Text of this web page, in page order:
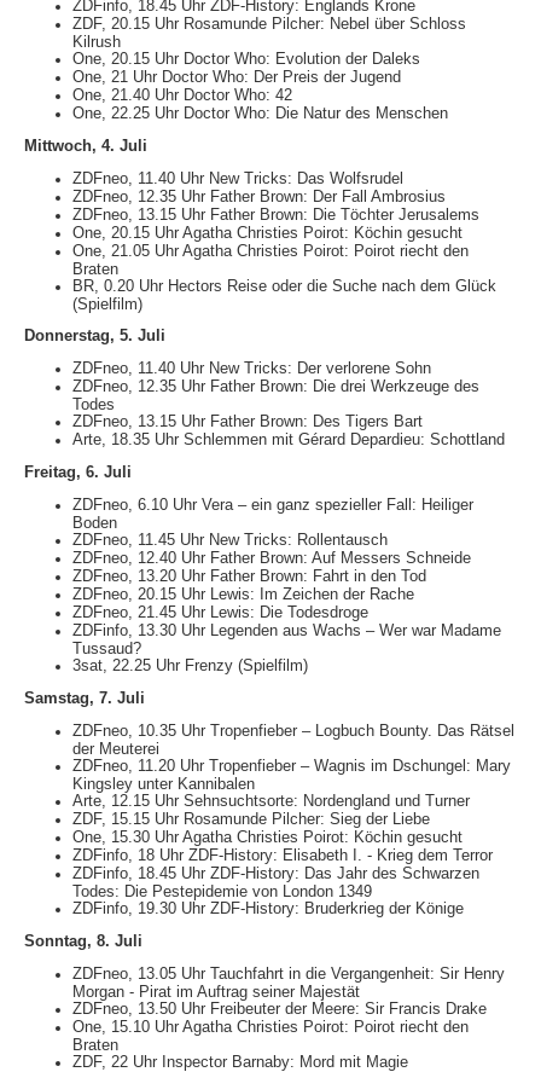
ZDFinfo, 18.45 Uhr ZDF-History: Englands Krone
ZDF, 20.15 Uhr Rosamunde Pilcher: Nebel über Schloss
Kilrush
One, 20.15 Uhr Doctor Who: Evolution der Daleks
One, 21 Uhr Doctor Who: Der Preis der Jugend
One, 21.40 Uhr Doctor Who: 42
One, 22.25 Uhr Doctor Who: Die Natur des Menschen
Mittwoch, 4. Juli
ZDFneo, 11.40 Uhr New Tricks: Das Wolfsrudel
ZDFneo, 12.35 Uhr Father Brown: Der Fall Ambrosius
ZDFneo, 13.15 Uhr Father Brown: Die Töchter Jerusalems
One, 20.15 Uhr Agatha Christies Poirot: Köchin gesucht
One, 21.05 Uhr Agatha Christies Poirot: Poirot riecht den
Braten
BR, 0.20 Uhr Hectors Reise oder die Suche nach dem Glück
(Spielfilm)
Donnerstag, 5. Juli
ZDFneo, 11.40 Uhr New Tricks: Der verlorene Sohn
ZDFneo, 12.35 Uhr Father Brown: Die drei Werkzeuge des
Todes
ZDFneo, 13.15 Uhr Father Brown: Des Tigers Bart
Arte, 18.35 Uhr Schlemmen mit Gérard Depardieu: Schottland
Freitag, 6. Juli
ZDFneo, 6.10 Uhr Vera – ein ganz spezieller Fall: Heiliger
Boden
ZDFneo, 11.45 Uhr New Tricks: Rollentausch
ZDFneo, 12.40 Uhr Father Brown: Auf Messers Schneide
ZDFneo, 13.20 Uhr Father Brown: Fahrt in den Tod
ZDFneo, 20.15 Uhr Lewis: Im Zeichen der Rache
ZDFneo, 21.45 Uhr Lewis: Die Todesdroge
ZDFinfo, 13.30 Uhr Legenden aus Wachs – Wer war Madame
Tussaud?
3sat, 22.25 Uhr Frenzy (Spielfilm)
Samstag, 7. Juli
ZDFneo, 10.35 Uhr Tropenfieber – Logbuch Bounty. Das Rätsel
der Meuterei
ZDFneo, 11.20 Uhr Tropenfieber – Wagnis im Dschungel: Mary
Kingsley unter Kannibalen
Arte, 12.15 Uhr Sehnsuchtsorte: Nordengland und Turner
ZDF, 15.15 Uhr Rosamunde Pilcher: Sieg der Liebe
One, 15.30 Uhr Agatha Christies Poirot: Köchin gesucht
ZDFinfo, 18 Uhr ZDF-History: Elisabeth I. - Krieg dem Terror
ZDFinfo, 18.45 Uhr ZDF-History: Das Jahr des Schwarzen
Todes: Die Pestepidemie von London 1349
ZDFinfo, 19.30 Uhr ZDF-History: Bruderkrieg der Könige
Sonntag, 8. Juli
ZDFneo, 13.05 Uhr Tauchfahrt in die Vergangenheit: Sir Henry
Morgan - Pirat im Auftrag seiner Majestät
ZDFneo, 13.50 Uhr Freibeuter der Meere: Sir Francis Drake
One, 15.10 Uhr Agatha Christies Poirot: Poirot riecht den
Braten
ZDF, 22 Uhr Inspector Barnaby: Mord mit Magie